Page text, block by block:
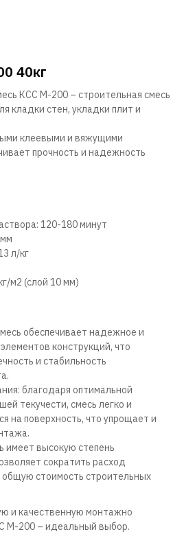
40кг
КСС М-200 – строительная смесь
кладки стен, укладки плит и
клеевыми и вяжущими
прочность и надежность
120-180 минут
л/кг
м2 (слой 10 мм)
обеспечивает надежное и
конструкций, что
и стабильность
благодаря оптимальной
текучести, смесь легко и
на поверхность, что упрощает и
имеет высокую степень
сократить расход
общую стоимость строительных
и качественную монтажно
М-200 – идеальный выбор.